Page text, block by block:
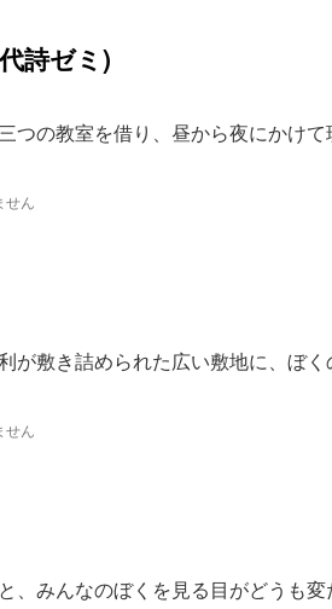
詩ゼミ)
つの教室を借り、昼から夜にかけて
せん
が敷き詰められた広い敷地に、ぼく
せん
みんなのぼくを見る目がどうも変